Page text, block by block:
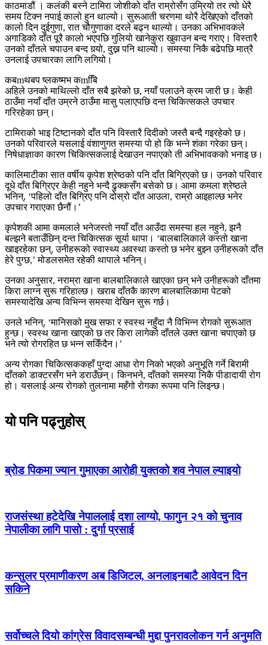
काठमाडौं । कलंकी बस्ने टामिरा जोशीको दाँत राम्रोसँग उम्रियो तर त्यो धेरै
समय टिक्न नपाई कालो हुन थाल्यो। सुरूआती चरणमा थोरै देखिएको दाँतको
कालो दिन दुईगुणा, रात चौगुणाका दरले बढ्न थाल्यो। उनका अभिभावकले
अगाडिको दाँत पूरै कालो भएपछि गुलियो खानेकुरा खुवाउन बन्द गराए। विस्तारै
उनको दाँतले चपाउन बन्द गर्‍यो, दुख्न पनि थाल्यो। समस्या निकै बढेपछि मात्रै
उनलाई उपचारका लागि लगियो।
कबmथबप ष्लकष्मभ कmबिि
अहिले उनको माथिल्लो दाँत सबै झरेको छ, नयाँ पलाउने क्रम जारी छ। केही
ठाउँमा नयाँ दाँत उम्रने ठाउँमा मासु पलाएपछि दन्त चिकित्सकले उपचार
गरिरहेका छन्।
टामिराको भाइ टिष्टानको दाँत पनि विस्तारै दिदीको जस्तै बन्दै गइरहेको छ।
उनको परिवारले यसलाई वंशाणुगत समस्या पो हो कि भन्ने शंका गरेका छन्।
निषेधाज्ञाका कारण चिकित्सकलाई देखाउन नपाएको ती अभिभावकको भनाइ छ।
कालिमाटीका सात वर्षीय कृपेश श्रेष्ठको पनि दाँत बिग्रिएको छ। उनको परिवार
दूधे दाँत बिग्रिएर केही नहुने भन्दै ढुक्कसँग बसेको छ। आमा कमला श्रेष्ठले
भनिन्, ‘पहिलो दाँत बिग्रिए पनि दोस्रो दाँत आउला, राम्रो आइहाल्छ भनेर
उपचार गराएका छैनौं।’
कृपेशकी आमा कमलाले भनेजस्तो नयाँ दाँत आउँदा समस्या हल नहुने, झनै
बल्झने बताउँछिन् दन्त चिकित्सक सूर्या थापा। ‘बालबालिकाले कस्तो खाना
खाइरहेका छन्, उनीहरूको स्वास्थ्य अवस्था कस्तो छ भनेर बुझ्न उनीहरूको दाँत
हेरे पुग्छ,’ मोडलसमेत रहेकी थापाले भनिन्।
उनका अनुसार, नराम्रा खाना बालबालिकाले खाएका छन् भने उनीहरूको दाँतमा
किरा लाग्न सुरू गरिहाल्छ। खराब दाँतकै कारण बालबालिकामा पेटको
समस्यादेखि अन्य विभिन्न समस्या देखिन सुरू गर्छ।
उनले भनिन्, ‘मानिसको मुख सफा र स्वस्थ नहुँदा नै विभिन्न रोगको सुरूआत
हुन्छ। स्वस्थ खाना खाएको छ तर किरा लागेको दाँतले उक्त खाना चपाएको छ
भने त्यो रोगरहित छ भन्न सकिँदैन।’
अन्य रोगका चिकित्सककहाँ पुग्दा आधा रोग निको भएको अनुभूति गर्ने बिरामी
दाँतको डाक्टरसँग भने डराउँछन्। किनभने, दाँतको समस्या निकै पीडादायी रोग
हो। यसलाई अन्य रोगको तुलनामा महँगो रोगका रूपमा पनि लिइन्छ।
यो पनि पढ्नुहोस्
ब्रोड पिकमा ज्यान गुमाएका आरोही युक्तको शव नेपाल ल्याइयो
राजसंस्था हटेदेखि नेपाललाई दशा लाग्यो, फागुन २१ को चुनाव
नेपालीका लागि पासो : दुर्गा प्रसाई
कन्सुलर प्रमाणीकरण अब डिजिटल, अनलाइनबाटै आवेदन दिन
सकिने
सर्वोच्चले दियो कांग्रेस विवादसम्बन्धी मुद्दा पुनरावलोकन गर्न अनुमति